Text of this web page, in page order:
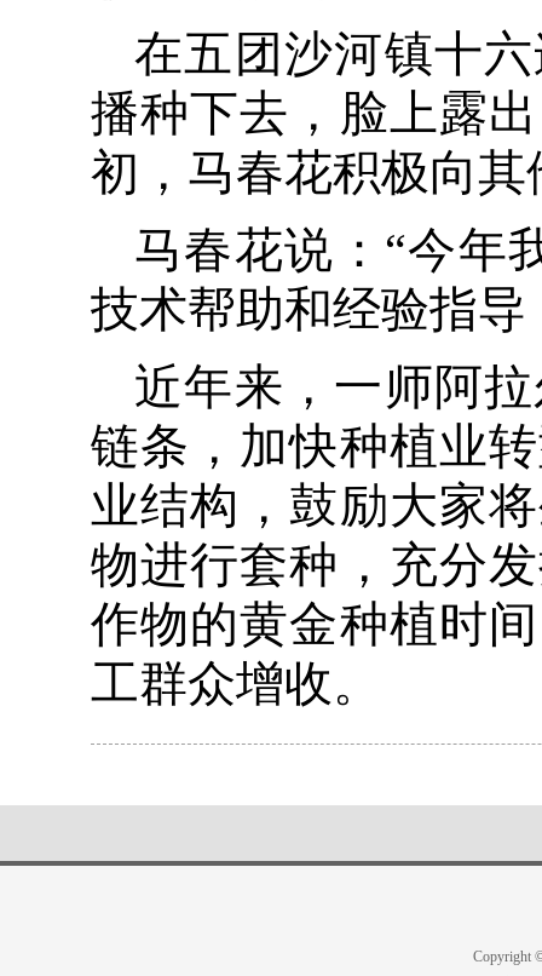
在五团沙河镇十
播种下去，脸上露
初，马春花积极向
马春花说：“今年
技术帮助和经验指
近年来，一师阿
链条，加快种植业
业结构，鼓励大家
物进行套种，充分
作物的黄金种植时
工群众增收。
Copyright